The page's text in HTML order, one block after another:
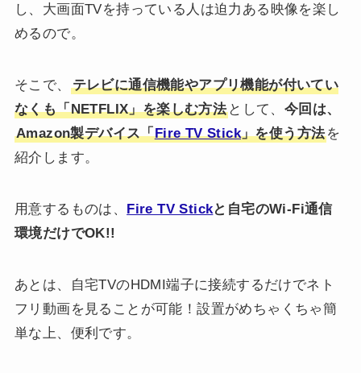
し、大画面TVを持っている人は迫力ある映像を楽し
めるので。
そこで、
テレビに通信機能やアプリ機能が付いてい
なくも「NETFLIX」を楽しむ方法 として、 今回は、
Amazon製デバイス「Fire TV Stick」を使う方法を
紹介します。
用意するものは、 Fire TV Stickと自宅のWi-Fi通信
環境だけでOK!!
あとは、自宅TVのHDMI端子に接続するだけでネト
フリ動画を見ることが可能！設置がめちゃくちゃ簡
単な上、便利です。